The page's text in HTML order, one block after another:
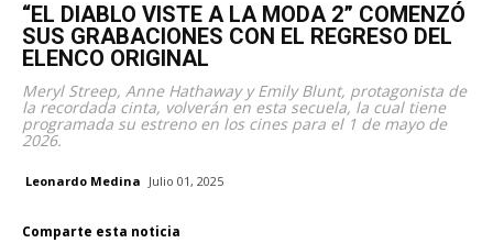
“EL DIABLO VISTE A LA MODA 2” COMENZÓ
SUS GRABACIONES CON EL REGRESO DEL
ELENCO ORIGINAL
Meryl Streep, Anne Hathaway y Emily Blunt, protagonista de
la recordada cinta, volverán en esta secuela, la cual tiene
programada su estreno en los cines para el 1 de mayo de
2026.
Leonardo Medina Julio 01, 2025
Comparte esta noticia